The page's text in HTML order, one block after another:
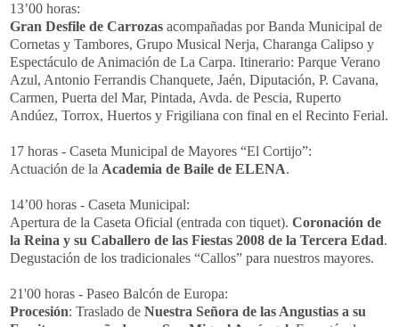
13’00 horas:
Gran Desfile de Carrozas acompañadas por Banda Municipal de
Cornetas y Tambores, Grupo Musical Nerja, Charanga Calipso y
Espectáculo de Animación de La Carpa. Itinerario: Parque Verano
Azul, Antonio Ferrandis Chanquete, Jaén, Diputación, P. Cavana,
Carmen, Puerta del Mar, Pintada, Avda. de Pescia, Ruperto
Andúez, Torrox, Huertos y Frigiliana con final en el Recinto Ferial.
17 horas - Caseta Municipal de Mayores “El Cortijo”:
Actuación de la Academia de Baile de ELENA.
14’00 horas - Caseta Municipal:
Apertura de la Caseta Oficial (entrada con tiquet). Coronación de
la Reina y su Caballero de las Fiestas 2008 de la Tercera Edad.
Degustación de los tradicionales “Callos” para nuestros mayores.
21'00 horas - Paseo Balcón de Europa:
Procesión: Traslado de Nuestra Señora de las Angustias a su